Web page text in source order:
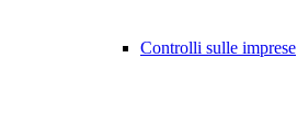
Controlli sulle imprese